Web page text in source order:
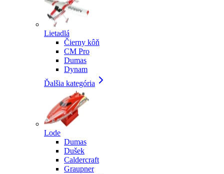
Lietadlá
Čierny kôň
CM Pro
Dumas
Dynam
Ďalšia kategória
Lode
Dumas
Dušek
Caldercraft
Graupner